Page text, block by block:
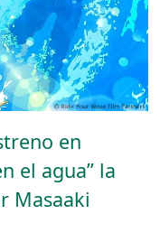
en
el agua” la
Masaaki